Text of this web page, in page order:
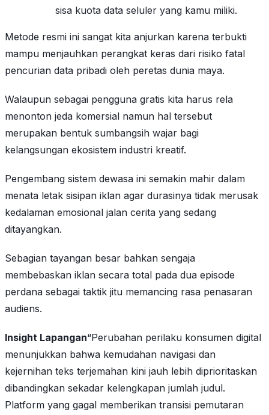
sisa kuota data seluler yang kamu miliki.
Metode resmi ini sangat kita anjurkan karena terbukti
mampu menjauhkan perangkat keras dari risiko fatal
pencurian data pribadi oleh peretas dunia maya.
Walaupun sebagai pengguna gratis kita harus rela
menonton jeda komersial namun hal tersebut
merupakan bentuk sumbangsih wajar bagi
kelangsungan ekosistem industri kreatif.
Pengembang sistem dewasa ini semakin mahir dalam
menata letak sisipan iklan agar durasinya tidak merusak
kedalaman emosional jalan cerita yang sedang
ditayangkan.
Sebagian tayangan besar bahkan sengaja
membebaskan iklan secara total pada dua episode
perdana sebagai taktik jitu memancing rasa penasaran
audiens.
Insight Lapangan“Perubahan perilaku konsumen digital
menunjukkan bahwa kemudahan navigasi dan
kejernihan teks terjemahan kini jauh lebih diprioritaskan
dibandingkan sekadar kelengkapan jumlah judul.
Platform yang gagal memberikan transisi pemutaran